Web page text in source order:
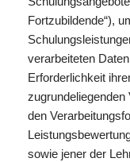
Fortzubildende“),
verarbeiteten
Erforderlichkeit
den
sowie jener der